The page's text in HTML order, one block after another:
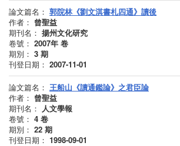
論文篇名： 郭院林《劉文淇書札四通》讀後
作者： 曾聖益
期刊名： 揚州文化研究
卷號： 2007年 卷
期別： 3 期
刊登日期： 2007-11-01
論文篇名： 王船山《讀通鑑論》之君臣論
作者： 曾聖益
期刊名： 人文學報
卷號： 4 卷
期別： 22 期
刊登日期： 1998-09-01